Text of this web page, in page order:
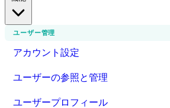
ユーザー管理
アカウント設定
ユーザーの参照と管理
ユーザープロフィール